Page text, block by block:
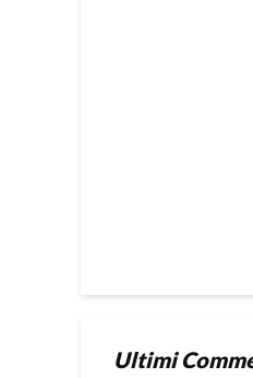
Ultimi